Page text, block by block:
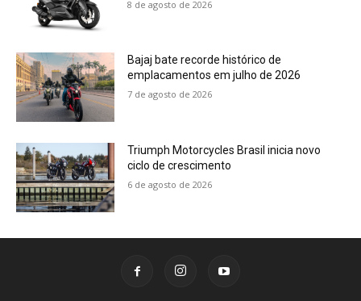
8 de agosto de 2026
Bajaj bate recorde histórico de
emplacamentos em julho de 2026
7 de agosto de 2026
Triumph Motorcycles Brasil inicia novo
ciclo de crescimento
6 de agosto de 2026